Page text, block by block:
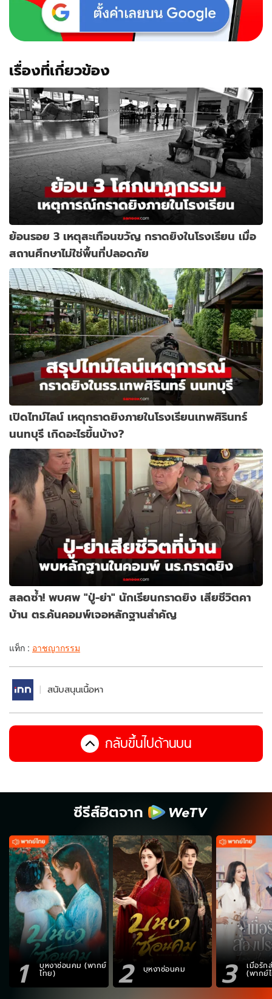
เรื่องที่เกี่ยวข้อง
ย้อนรอย 3 เหตุสะเทือนขวัญ กราดยิงในโรงเรียน เมื่อ
สถานศึกษาไม่ใช่พื้นที่ปลอดภัย
เปิดไทม์ไลน์ เหตุกราดยิงภายในโรงเรียนเทพศิรินทร์
นนทบุรี เกิดอะไรขึ้นบ้าง?
สลดซ้ำ! พบศพ "ปู่-ย่า" นักเรียนกราดยิง เสียชีวิตคา
บ้าน ตร.ค้นคอมพ์เจอหลักฐานสำคัญ
แท็ก : อาชญากรรม
สนับสนุนเนื้อหา
กลับขึ้นไปด้านบน
ซีรีส์ฮิตจาก
1 บุหงาซ่อนคม (พากย์
ไทย) 2 บุหงาซ่อนคม 3 เมื่อรัก
(พากย์